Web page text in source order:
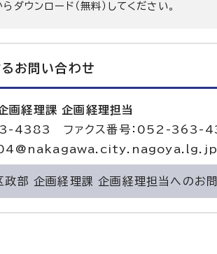
らダウンロード（無料）してください。
お問い合わせ
画経理課 企画経理担当
4383 ファクス番号：052-363-
政部 企画経理課 企画経理担当へのお